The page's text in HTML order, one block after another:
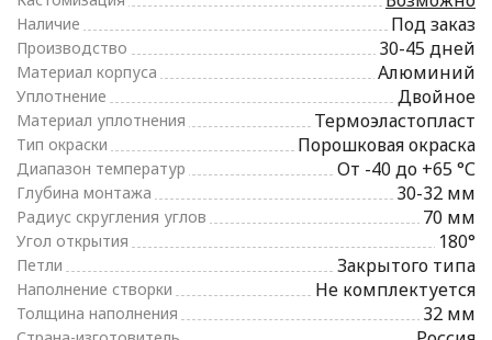
Наличие Под заказ
Производство 30-45 дней
Материал корпуса Алюминий
Уплотнение Двойное
Материал уплотнения Термоэластопласт
Тип окраски Порошковая окраска
Диапазон температур От -40 до +65 °С
Глубина монтажа 30-32 мм
Радиус скругления углов 70 мм
Угол открытия 180°
Петли Закрытого типа
Наполнение створки Не комплектуется
Толщина наполнения 32 мм